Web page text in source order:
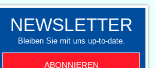
NEWSLETTER
Bleiben Sie mit uns up-to-date.
ABONNIEREN